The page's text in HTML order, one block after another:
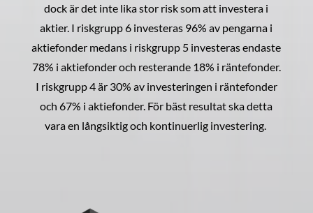
dock är det inte lika stor risk som att investera i
aktier. I riskgrupp 6 investeras 96% av pengarna i
aktiefonder medans i riskgrupp 5 investeras endaste
78% i aktiefonder och resterande 18% i räntefonder.
I riskgrupp 4 är 30% av investeringen i räntefonder
och 67% i aktiefonder. För bäst resultat ska detta
vara en långsiktig och kontinuerlig investering.